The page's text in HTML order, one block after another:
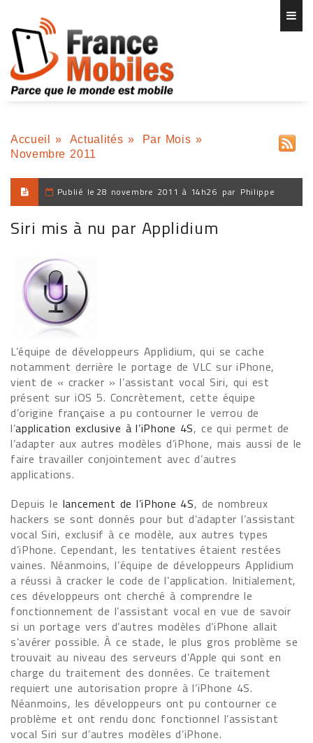
Accueil » Actualités » Par Mois »
Novembre 2011
Publié le 28 novembre 2011 à 14h26 par Philippe
Siri mis à nu par Applidium
L’équipe de développeurs Applidium, qui se cache
notamment derrière le portage de VLC sur iPhone,
vient de « cracker » l’assistant vocal Siri, qui est
présent sur iOS 5. Concrètement, cette équipe
d’origine française a pu contourner le verrou de
l’application exclusive à l’iPhone 4S, ce qui permet de
l’adapter aux autres modèles d’iPhone, mais aussi de le
faire travailler conjointement avec d’autres
applications.
Depuis le lancement de l’iPhone 4S, de nombreux
hackers se sont donnés pour but d’adapter l’assistant
vocal Siri, exclusif à ce modèle, aux autres types
d’iPhone. Cependant, les tentatives étaient restées
vaines. Néanmoins, l’équipe de développeurs Applidium
a réussi à cracker le code de l’application. Initialement,
ces développeurs ont cherché à comprendre le
fonctionnement de l’assistant vocal en vue de savoir
si un portage vers d’autres modèles d’iPhone allait
s’avérer possible. À ce stade, le plus gros problème se
trouvait au niveau des serveurs d’Apple qui sont en
charge du traitement des données. Ce traitement
requiert une autorisation propre à l’iPhone 4S.
Néanmoins, les développeurs ont pu contourner ce
problème et ont rendu donc fonctionnel l’assistant
vocal Siri sur d’autres modèles d’iPhone.